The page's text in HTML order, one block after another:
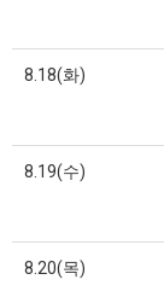
8.18(화)
8.19(수)
8.20(목)